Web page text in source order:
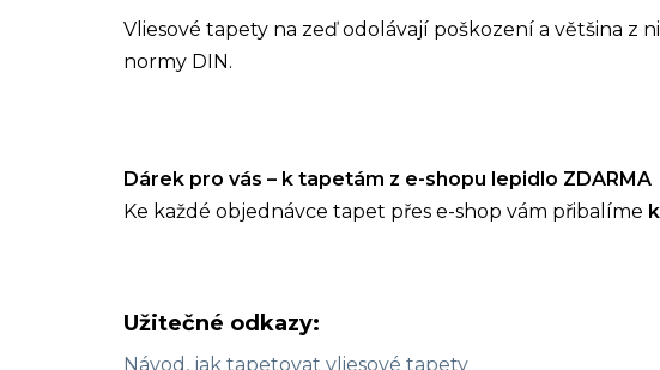
Vliesové tapety na zeď odolávají poškození a většina z
normy DIN.
Dárek pro vás – k tapetám z e-shopu lepidlo ZDARMA
Ke každé objednávce tapet přes e-shop vám přibalíme
Užitečné odkazy:
Návod, jak tapetovat vliesové tapety